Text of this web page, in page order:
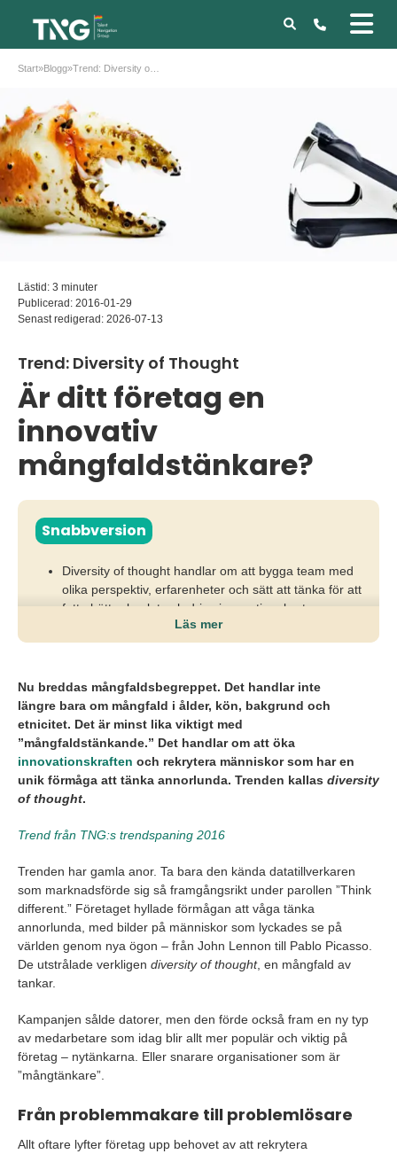
Start»Blogg»
Lästid: 3 minuter
Publicerad: 2016-01-29
Senast redigerad: 2026-07-13
Trend: Diversity of Thought
Är ditt företag en
innovativ
mångfaldstänkare?
Snabbversion
Diversity of thought handlar om att bygga team med
olika perspektiv, erfarenheter och sätt att tänka för att
fatta bättre beslut och driva innovation, bortom
traditionella mångfaldsparametrar.
grupptänk, sämre problemlösning och lägre
konkurrenskraft i en allt mer komplex och föränderlig
Organisationer behöver därför rekrytera
kompetensbaserat, ifrågasätta invanda kravprofiler
och skapa inkluderande strukturer där olikheter
faktiskt tas tillvara.
Läs mer
Nu breddas mångfaldsbegreppet. Det handlar inte
längre bara om mångfald i ålder, kön, bakgrund och
etnicitet. Det är minst lika viktigt med
”mångfaldstänkande.” Det handlar om att öka
innovationskraften och rekrytera människor som har en
unik förmåga att tänka annorlunda. Trenden kallas diversity
of thought.
Trend från TNG:s trendspaning 2016
Trenden har gamla anor. Ta bara den kända datatillverkaren
som marknadsförde sig så framgångsrikt under parollen ”Think
different.” Företaget hyllade förmågan att våga tänka
annorlunda, med bilder på människor som lyckades se på
världen genom nya ögon – från John Lennon till Pablo Picasso.
De utstrålade verkligen diversity of thought, en mångfald av
tankar.
Kampanjen sålde datorer, men den förde också fram en ny typ
av medarbetare som idag blir allt mer populär och viktig på
företag – nytänkarna. Eller snarare organisationer som är
”mångtänkare”.
Från problemmakare till problemlösare
Allt oftare lyfter företag upp behovet av att rekrytera